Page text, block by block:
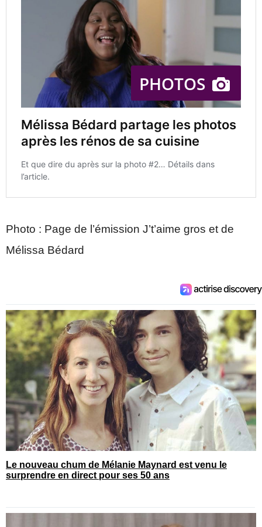
Photo : Page de l’émission J’t’aime gros et de
Mélissa Bédard
Le nouveau chum de Mélanie Maynard est venu le
surprendre en direct pour ses 50 ans